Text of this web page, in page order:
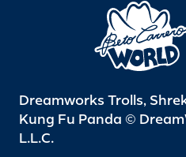
Dreamworks Trolls,
Kung Fu Panda ©
L.L.C.